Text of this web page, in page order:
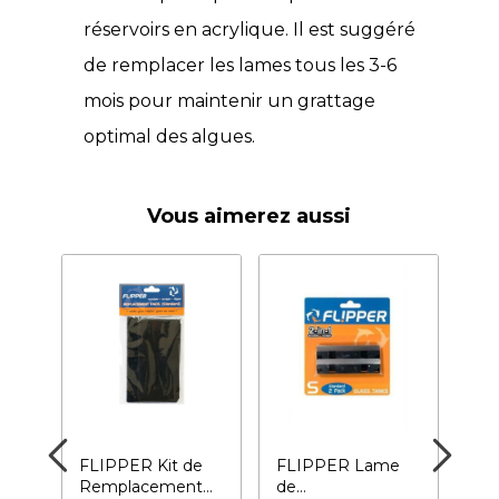
réservoirs en acrylique. Il est suggéré
de remplacer les lames tous les 3-6
mois pour maintenir un grattage
optimal des algues.
Vous aimerez aussi
FLIPPER Kit de
Remplacement
FLIPPER Lame
de